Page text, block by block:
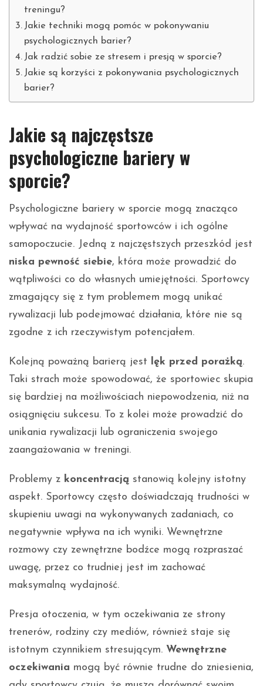
treningu?
Jakie techniki mogą pomóc w pokonywaniu
psychologicznych barier?
Jak radzić sobie ze stresem i presją w sporcie?
Jakie są korzyści z pokonywania psychologicznych
barier?
Jakie są najczęstsze
psychologiczne bariery w
sporcie?
Psychologiczne bariery w sporcie mogą znacząco
wpływać na wydajność sportowców i ich ogólne
samopoczucie. Jedną z najczęstszych przeszkód jest
niska pewność siebie, która może prowadzić do
wątpliwości co do własnych umiejętności. Sportowcy
zmagający się z tym problemem mogą unikać
rywalizacji lub podejmować działania, które nie są
zgodne z ich rzeczywistym potencjałem.
Kolejną poważną barierą jest lęk przed porażką.
Taki strach może spowodować, że sportowiec skupia
się bardziej na możliwościach niepowodzenia, niż na
osiągnięciu sukcesu. To z kolei może prowadzić do
unikania rywalizacji lub ograniczenia swojego
zaangażowania w treningi.
Problemy z koncentracją stanowią kolejny istotny
aspekt. Sportowcy często doświadczają trudności w
skupieniu uwagi na wykonywanych zadaniach, co
negatywnie wpływa na ich wyniki. Wewnętrzne
rozmowy czy zewnętrzne bodźce mogą rozpraszać
uwagę, przez co trudniej jest im zachować
maksymalną wydajność.
Presja otoczenia, w tym oczekiwania ze strony
trenerów, rodziny czy mediów, również staje się
istotnym czynnikiem stresującym. Wewnętrzne
oczekiwania mogą być równie trudne do zniesienia,